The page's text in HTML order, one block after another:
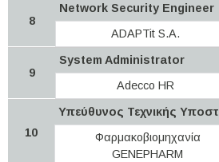
8
Network Security Engineer
ADAPTit S.A.
9
System Administrator
Adecco HR
10
Υπεύθυνος Τεχνικής
Φαρμακοβιομηχανία
GENEPHARM